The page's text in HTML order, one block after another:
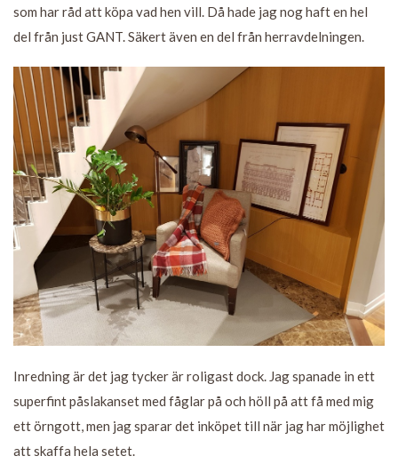
som har råd att köpa vad hen vill. Då hade jag nog haft en hel
del från just GANT. Säkert även en del från herravdelningen.
Inredning är det jag tycker är roligast dock. Jag spanade in ett
superfint påslakanset med fåglar på och höll på att få med mig
ett örngott, men jag sparar det inköpet till när jag har möjlighet
att skaffa hela setet.